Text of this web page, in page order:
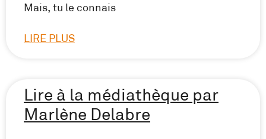
Mais, tu le connais
LIRE PLUS
Lire à la médiathèque par
Marlène Delabre